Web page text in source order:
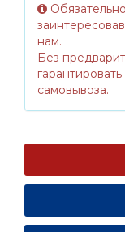
нам.
Без
самовывоза.